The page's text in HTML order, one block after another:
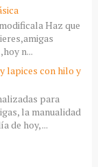
Haz que
n...
lapices con hilo y
para
la manualidad
de hoy, ...